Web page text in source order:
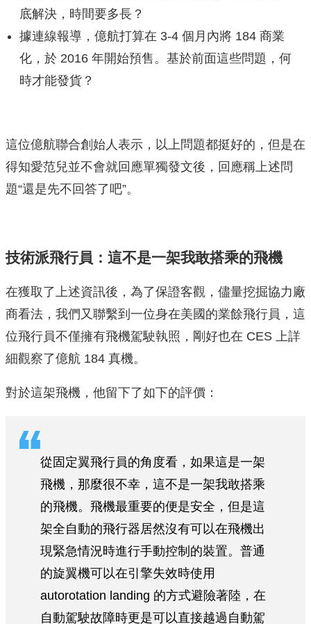
底解決，時間要多長？
據連線報導，億航打算在 3-4 個月內將 184 商業
化，於 2016 年開始預售。基於前面這些問題，何
時才能發貨？
這位億航聯合創始人表示，以上問題都挺好的，但是在
得知愛范兒並不會就回應單獨發文後，回應稱上述問
題“還是先不回答了吧”。
技術派飛行員：這不是一架我敢搭乘的飛機
在獲取了上述資訊後，為了保證客觀，儘量挖掘協力廠
商看法，我們又聯繫到一位身在美國的業餘飛行員，這
位飛行員不僅擁有飛機駕駛執照，剛好也在 CES 上詳
細觀察了億航 184 真機。
對於這架飛機，他留下了如下的評價：
從固定翼飛行員的角度看，如果這是一架
飛機，那麼很不幸，這不是一架我敢搭乘
的飛機。飛機最重要的便是安全，但是這
架全自動的飛行器居然沒有可以在飛機出
現緊急情況時進行手動控制的裝置。普通
的旋翼機可以在引擎失效時使用
autorotation landing 的方式避險著陸，在
自動駕駛故障時更是可以直接越過自動駕